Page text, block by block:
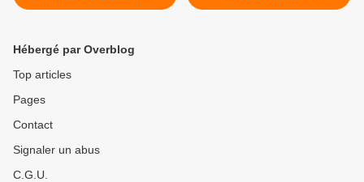
Luttenbach-près-Munster >
Hébergé par Overblog
Top articles
Pages
Contact
Signaler un abus
C.G.U.